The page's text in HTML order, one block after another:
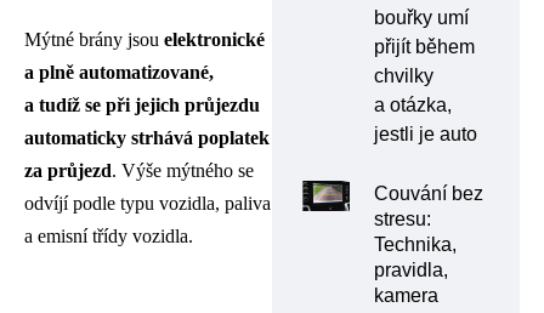
Mýtné brány jsou elektronické
a plně automatizované,
a tudíž se při jejich průjezdu
automaticky strhává poplatek
za průjezd. Výše mýtného se
odvíjí podle typu vozidla, paliva
a emisní třídy vozidla.
bouřky umí
přijít během
chvilky
a otázka,
jestli je auto
Couvání bez
stresu:
Technika,
pravidla,
kamera